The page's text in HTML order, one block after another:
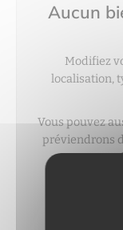
Aucun
Modifiez
localisation,
Vous pouvez
préviendrons